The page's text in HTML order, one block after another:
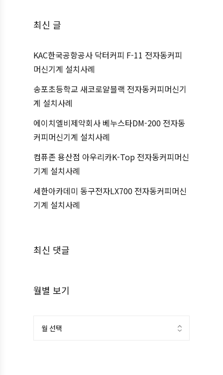
최신 글
KAC한국공항공사 닥터커피 F-11 전자동커피
머신기계 설치사례
송포초등학교 새코로얄블랙 전자동커피머신기
계 설치사례
에이치엘비제약회사 베누스타DM-200 전자동
커피머신기계 설치사례
컴퓨존 용산점 아우리카K-Top 전자동커피머신
기계 설치사례
세한아카데미 동구전자LX700 전자동커피머신
기계 설치사례
최신 댓글
월별 보기